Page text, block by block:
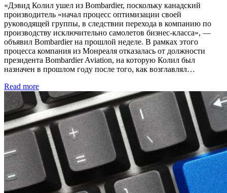
«Дэвид Колил ушел из Bombardier, поскольку канадский
производитель «начал процесс оптимизации своей
руководящей группы, в следствии перехода в компанию по
производству исключительно самолетов бизнес-класса», —
объявил Bombardier на прошлой неделе. В рамках этого
процесса компания из Монреаля отказалась от должности
президента Bombardier Aviation, на которую Колил был
назначен в прошлом году после того, как возглавлял…
Read more